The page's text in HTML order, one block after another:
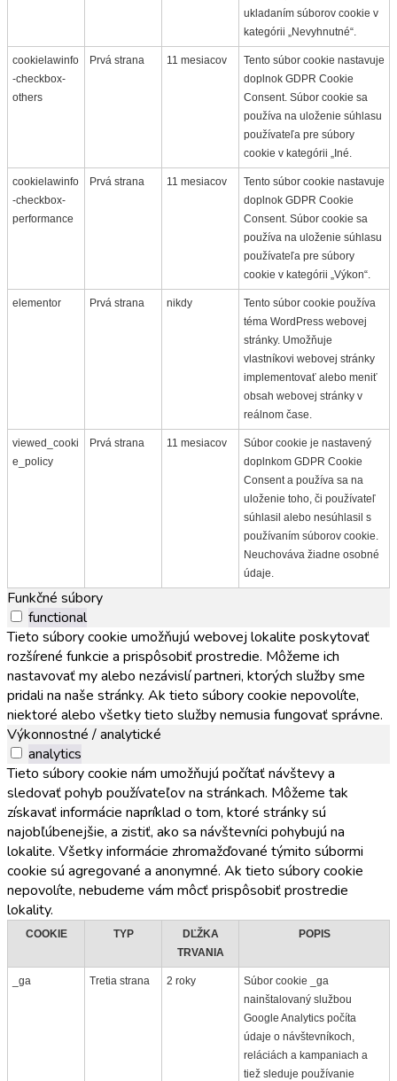
ukladaním súborov cookie v
kategórii „Nevyhnutné“.
cookielawinfo
-checkbox-
others
Prvá strana 11 mesiacov
Tento súbor cookie nastavuje
doplnok GDPR Cookie
Consent. Súbor cookie sa
používa na uloženie súhlasu
používateľa pre súbory
cookie v kategórii „Iné.
cookielawinfo
-checkbox-
performance
Prvá strana 11 mesiacov
Tento súbor cookie nastavuje
doplnok GDPR Cookie
Consent. Súbor cookie sa
používa na uloženie súhlasu
používateľa pre súbory
cookie v kategórii „Výkon“.
elementor Prvá strana nikdy
Tento súbor cookie používa
téma WordPress webovej
stránky. Umožňuje
vlastníkovi webovej stránky
implementovať alebo meniť
obsah webovej stránky v
reálnom čase.
viewed_cooki
e_policy
Prvá strana 11 mesiacov
Súbor cookie je nastavený
doplnkom GDPR Cookie
Consent a používa sa na
uloženie toho, či používateľ
súhlasil alebo nesúhlasil s
používaním súborov cookie.
Neuchováva žiadne osobné
údaje.
Funkčné súbory
functional
Tieto súbory cookie umožňujú webovej lokalite poskytovať
rozšírené funkcie a prispôsobiť prostredie. Môžeme ich
nastavovať my alebo nezávislí partneri, ktorých služby sme
pridali na naše stránky. Ak tieto súbory cookie nepovolíte,
niektoré alebo všetky tieto služby nemusia fungovať správne.
Výkonnostné / analytické
analytics
Tieto súbory cookie nám umožňujú počítať návštevy a
sledovať pohyb používateľov na stránkach. Môžeme tak
získavať informácie napríklad o tom, ktoré stránky sú
najobľúbenejšie, a zistiť, ako sa návštevníci pohybujú na
lokalite. Všetky informácie zhromažďované týmito súbormi
cookie sú agregované a anonymné. Ak tieto súbory cookie
nepovolíte, nebudeme vám môcť prispôsobiť prostredie
lokality.
COOKIE TYP
DĽŽKA
TRVANIA
POPIS
_ga Tretia strana 2 roky
Súbor cookie _ga
nainštalovaný službou
Google Analytics počíta
údaje o návštevníkoch,
reláciách a kampaniach a
tiež sleduje používanie